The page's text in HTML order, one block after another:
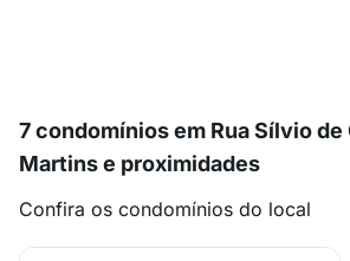
7 condomínios em Rua Sílvio
Martins e proximidades
Confira os condomínios do local